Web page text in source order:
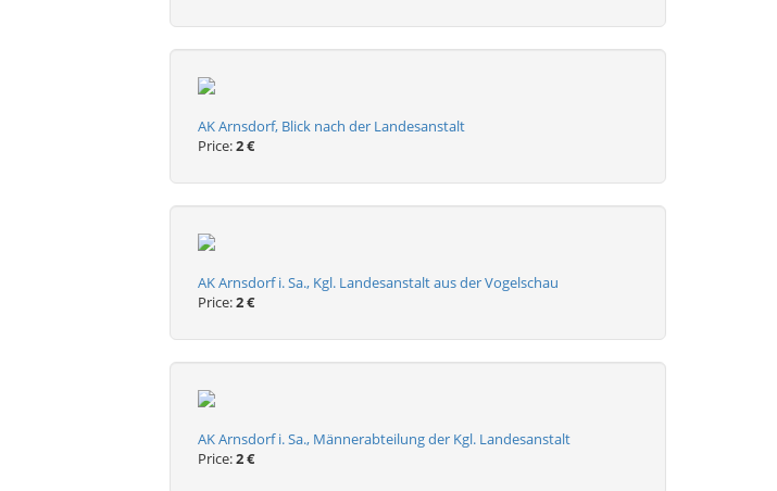
AK Arnsdorf, Blick nach der Landesanstalt
Price:2 €
AK Arnsdorf i. Sa., Kgl. Landesanstalt aus der Vogelschau
Price:2 €
AK Arnsdorf i. Sa., Männerabteilung der Kgl. Landesanstalt
Price:2 €